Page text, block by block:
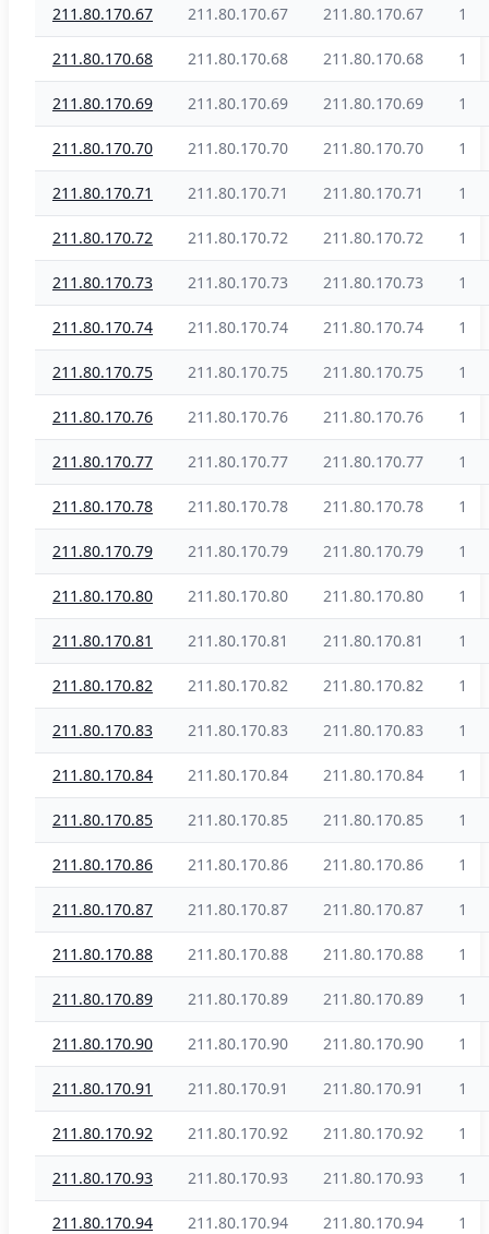
211.80.170.67 211.80.170.67 211.80.170.67 1
211.80.170.68 211.80.170.68 211.80.170.68 1
211.80.170.69 211.80.170.69 211.80.170.69 1
211.80.170.70 211.80.170.70 211.80.170.70 1
211.80.170.71 211.80.170.71 211.80.170.71 1
211.80.170.72 211.80.170.72 211.80.170.72 1
211.80.170.73 211.80.170.73 211.80.170.73 1
211.80.170.74 211.80.170.74 211.80.170.74 1
211.80.170.75 211.80.170.75 211.80.170.75 1
211.80.170.76 211.80.170.76 211.80.170.76 1
211.80.170.77 211.80.170.77 211.80.170.77 1
211.80.170.78 211.80.170.78 211.80.170.78 1
211.80.170.79 211.80.170.79 211.80.170.79 1
211.80.170.80 211.80.170.80 211.80.170.80 1
211.80.170.81 211.80.170.81 211.80.170.81 1
211.80.170.82 211.80.170.82 211.80.170.82 1
211.80.170.83 211.80.170.83 211.80.170.83 1
211.80.170.84 211.80.170.84 211.80.170.84 1
211.80.170.85 211.80.170.85 211.80.170.85 1
211.80.170.86 211.80.170.86 211.80.170.86 1
211.80.170.87 211.80.170.87 211.80.170.87 1
211.80.170.88 211.80.170.88 211.80.170.88 1
211.80.170.89 211.80.170.89 211.80.170.89 1
211.80.170.90 211.80.170.90 211.80.170.90 1
211.80.170.91 211.80.170.91 211.80.170.91 1
211.80.170.92 211.80.170.92 211.80.170.92 1
211.80.170.93 211.80.170.93 211.80.170.93 1
211.80.170.94 211.80.170.94 211.80.170.94 1